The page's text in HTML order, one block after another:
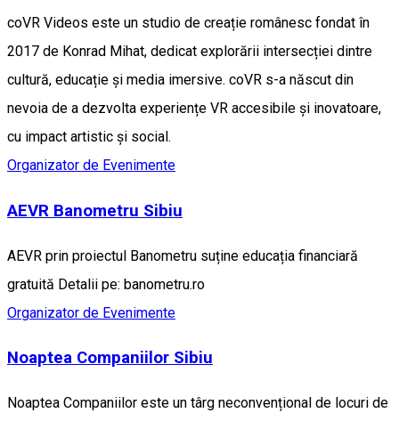
coVR Videos este un studio de creație românesc fondat în
2017 de Konrad Mihat, dedicat explorării intersecției dintre
cultură, educație și media imersive. coVR s-a născut din
nevoia de a dezvolta experiențe VR accesibile și inovatoare,
cu impact artistic și social.
Organizator de Evenimente
AEVR Banometru Sibiu
AEVR prin proiectul Banometru suține educația financiară
gratuită Detalii pe: banometru.ro
Organizator de Evenimente
Noaptea Companiilor Sibiu
Noaptea Companiilor este un târg neconvențional de locuri de